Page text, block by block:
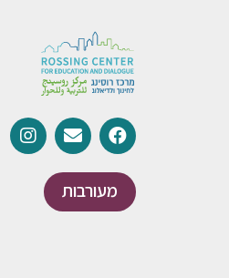
מעורבות